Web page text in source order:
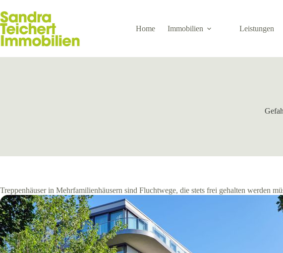
Inhalt
springen
Home Immobilien Leistungen
Treppenhäuser in Mehrfamilienhäusern sind Fluchtwege, die stets frei gehalten werden